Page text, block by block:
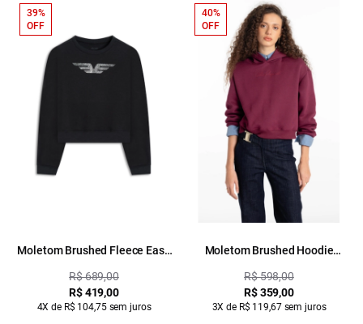
Moletom Brushed Fleece Easa
R$ 689,00
R$ 419,00
4X de R$ 104,75 sem juros
39%
OFF
Moletom Brushed Hoodie
R$ 598,00
R$ 359,00
3X de R$ 119,67 sem juros
40%
OFF